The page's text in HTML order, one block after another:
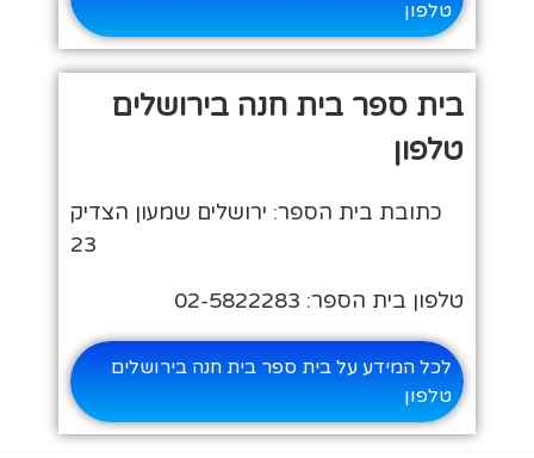
טלפון
בית ספר בית חנה בירושלים
טלפון
כתובת בית הספר: ירושלים שמעון הצדיק
23
טלפון בית הספר: 02-5822283
לכל המידע על בית ספר בית חנה בירושלים
טלפון